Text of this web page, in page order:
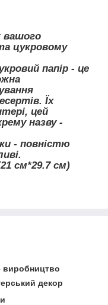
вашого
цукровому
папір - це
Їх
цей
назву -
- повністю
см*29.7 см)
виробництво
декор